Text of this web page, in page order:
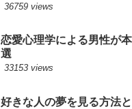
36759 views
恋愛心理学による男性が
選
33153 views
好きな人の夢を見る方法